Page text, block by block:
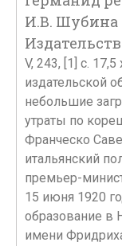
И.В. Шубина
V, 243, [1] c.
издательской
небольшие
утраты по
Франческо
итальянский
премьер-
15 июня 1920
образование в
имени